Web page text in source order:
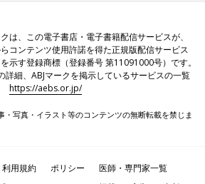
は、この電子書店・電子書籍配信サービスが、
コンテンツ使用許諾を得た正規版配信サービス
示す登録商標（登録番号 第11091000号）です。
詳細、ABJマークを掲示しているサービスの一覧
→https://aebs.or.jp/
・写真・イラスト等のコンテンツの無断転載を禁じま
利用規約 ポリシー
医師・専門家一覧